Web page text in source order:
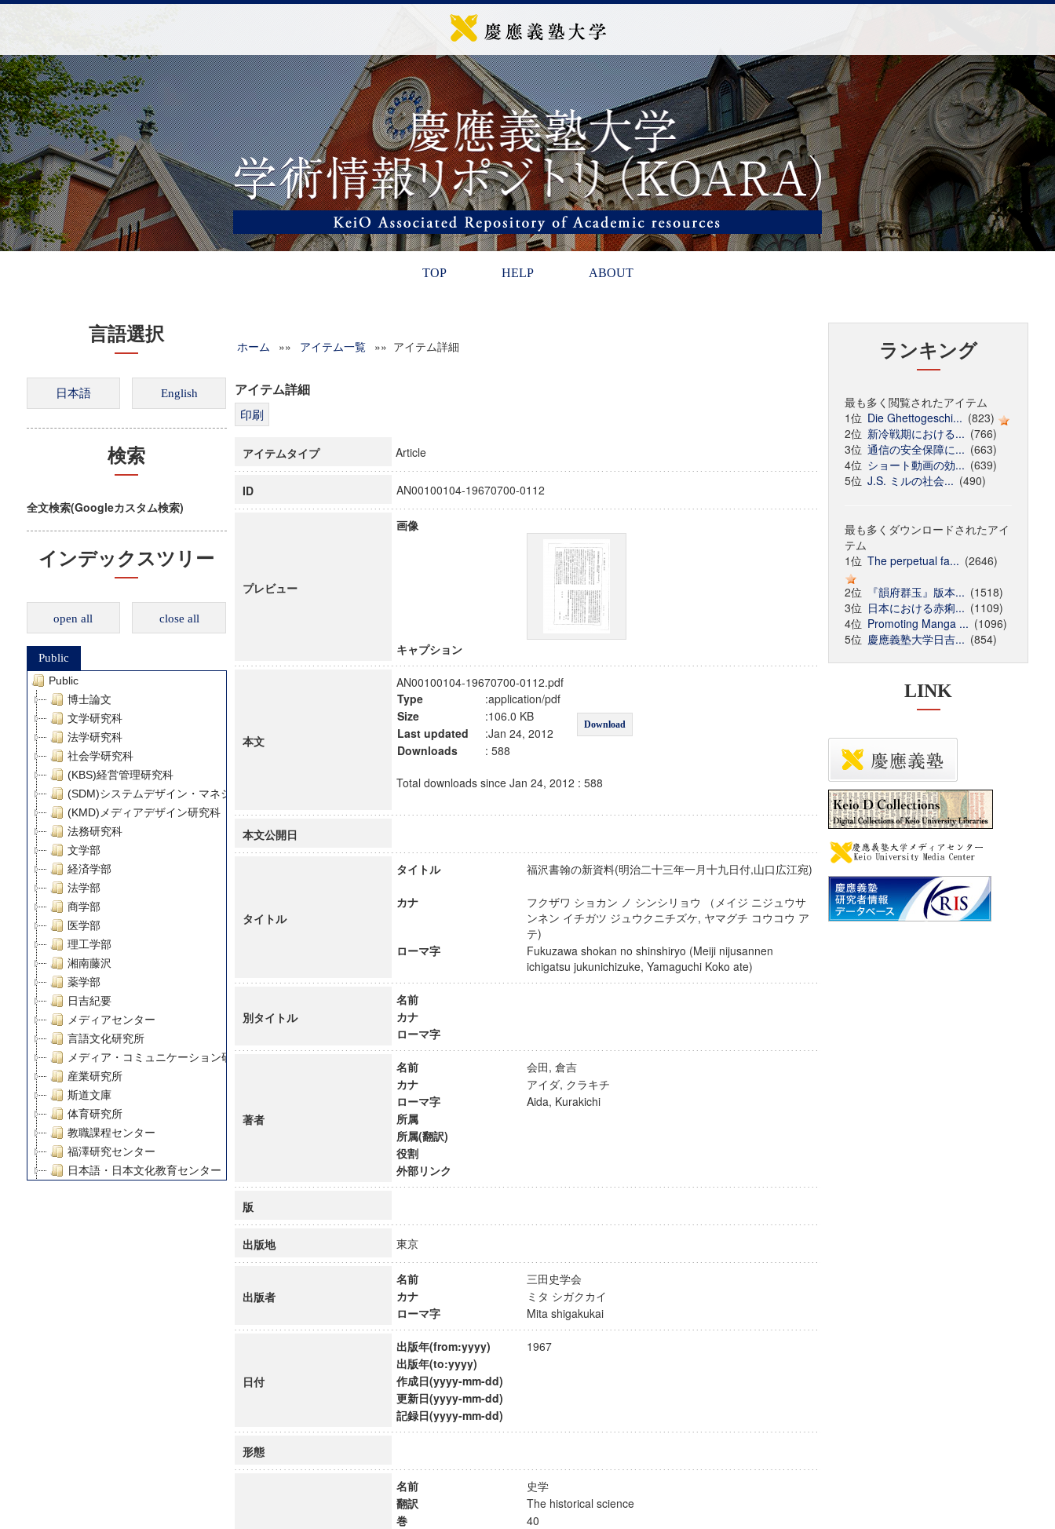
TOP HELP ABOUT
言語選択
検索
全文検索(Googleカスタム検索)
インデックスツリー
open all close all
Public
Public
博士論文
文学研究科
法学研究科
社会学研究科
(KBS)経営管理研究科
(SDM)システムデザイン・マネジメント研究科
(KMD)メディアデザイン研究科
法務研究科
文学部
経済学部
法学部
商学部
医学部
理工学部
湘南藤沢
薬学部
日吉紀要
メディアセンター
言語文化研究所
メディア・コミュニケーション研究所
産業研究所
斯道文庫
体育研究所
教職課程センター
福澤研究センター
日本語・日本文化教育センター
デジタルメディア・コンテンツ統合研究センター
グローバルリサーチインスティテュート
慶應義塾大学グローバルCOEプログラム市民社会ガバナンス教育研究センター
慶應義塾大学グローバルCOEプログラム論理と感性の先端的教育研究拠点
博士課程教育リーディングプログラム「超成熟社会発展のサイエンス」
ホーム »» アイテム一覧 »» アイテム詳細
アイテム詳細
アイテムタイプ Article
ID AN00100104-19670700-0112
プレビュー
画像
キャプション
本文
AN00100104-19670700-0112.pdf
Type
:application/pdf
Download
Size
:106.0 KB
Last updated
:Jan 24, 2012
Downloads
: 588
Total downloads since Jan 24, 2012 : 588
本文公開日
タイトル
タイトル 福沢書翰の新資料(明治二十三年一月十九日付,山口広江宛)
カナ
フクザワ ショカン ノ シンシリョウ （メイジ ニジュウサ
ンネン イチガツ ジュウクニチズケ, ヤマグチ コウコウ ア
テ)
ローマ字
Fukuzawa shokan no shinshiryo (Meiji nijusannen
ichigatsu jukunichizuke, Yamaguchi Koko ate)
別タイトル
名前
カナ
ローマ字
著者
名前
会田, 倉吉
カナ
アイダ, クラキチ
ローマ字
Aida, Kurakichi
所属
所属(翻訳)
役割
外部リンク
版
出版地 東京
出版者
名前
三田史学会
カナ
ミタ シガクカイ
ローマ字
Mita shigakukai
日付
出版年(from:yyyy)
1967
出版年(to:yyyy)
作成日(yyyy-mm-dd)
更新日(yyyy-mm-dd)
記録日(yyyy-mm-dd)
形態
名前
史学
翻訳
The historical science
巻
40
ランキング
最も多く閲覧されたアイテム
1位 Die Ghettogeschi... (823)
2位 新冷戦期における... (766)
3位 通信の安全保障に... (663)
4位 ショート動画の効... (639)
5位 J.S. ミルの社会... (490)
最も多くダウンロードされたアイ
テム
1位 The perpetual fa... (2646)
2位
『韻府群玉』版本... (1518)
3位 日本における赤痢... (1109)
4位 Promoting Manga ... (1096)
5位 慶應義塾大学日吉... (854)
LINK